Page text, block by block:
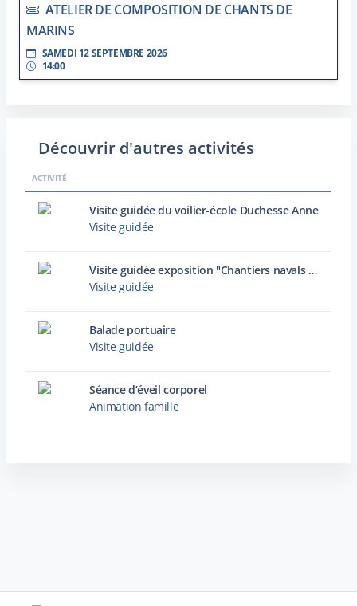
ATELIER DE COMPOSITION DE CHANTS DE
MARINS
SAMEDI 12 SEPTEMBRE 2026
14:00
Découvrir d'autres activités
ACTIVITÉ
Visite guidée du voilier-école Duchesse Anne
Visite guidée
Visite guidée exposition "Chantiers navals : archives photographiques d’une histoire industrielle dunkerquoise"
Visite guidée
Balade portuaire
Visite guidée
Séance d’éveil corporel
Animation famille